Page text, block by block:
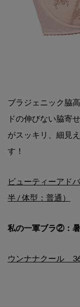
ブラジェニック脇
ドの伸びない脇寄
がスッキリ、 細見
す！
ビューティーアド
半 / 体型：普通）
私の一軍ブラ②：
ウンナナクール